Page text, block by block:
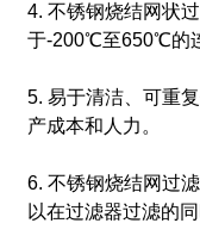
4. 不锈钢烧结网状
于-200℃至650℃的
5. 易于清洁、可重
产成本和人力。
6. 不锈钢烧结网过
以在过滤器过滤的